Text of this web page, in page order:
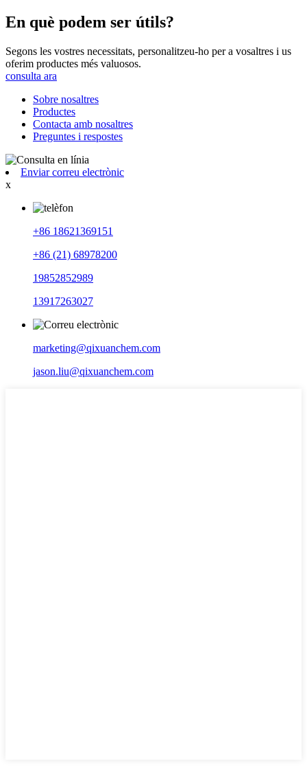
En què podem ser útils?
Segons les vostres necessitats, personalitzeu-ho per a vosaltres i us
oferim productes més valuosos.
consulta ara
Sobre nosaltres
Productes
Contacta amb nosaltres
Preguntes i respostes
Enviar correu electrònic
x
+86 18621369151
+86 (21) 68978200
19852852989
13917263027
marketing@qixuanchem.com
jason.liu@qixuanchem.com